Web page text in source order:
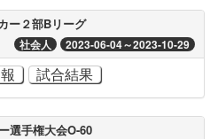
ー２部Bリーグ
社会人 2023-06-04～2023-10-29
試合結果
選手権大会O-60